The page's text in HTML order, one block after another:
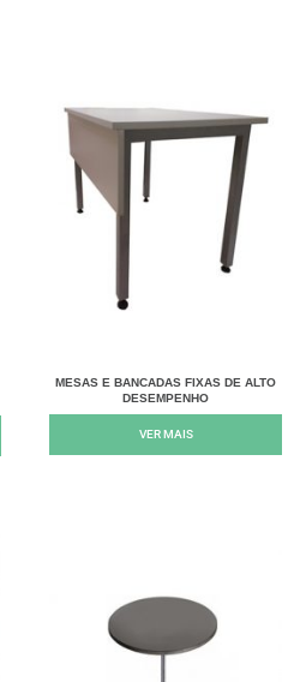
MESAS E BANCADAS FIXAS DE ALTO
DESEMPENHO
VER MAIS